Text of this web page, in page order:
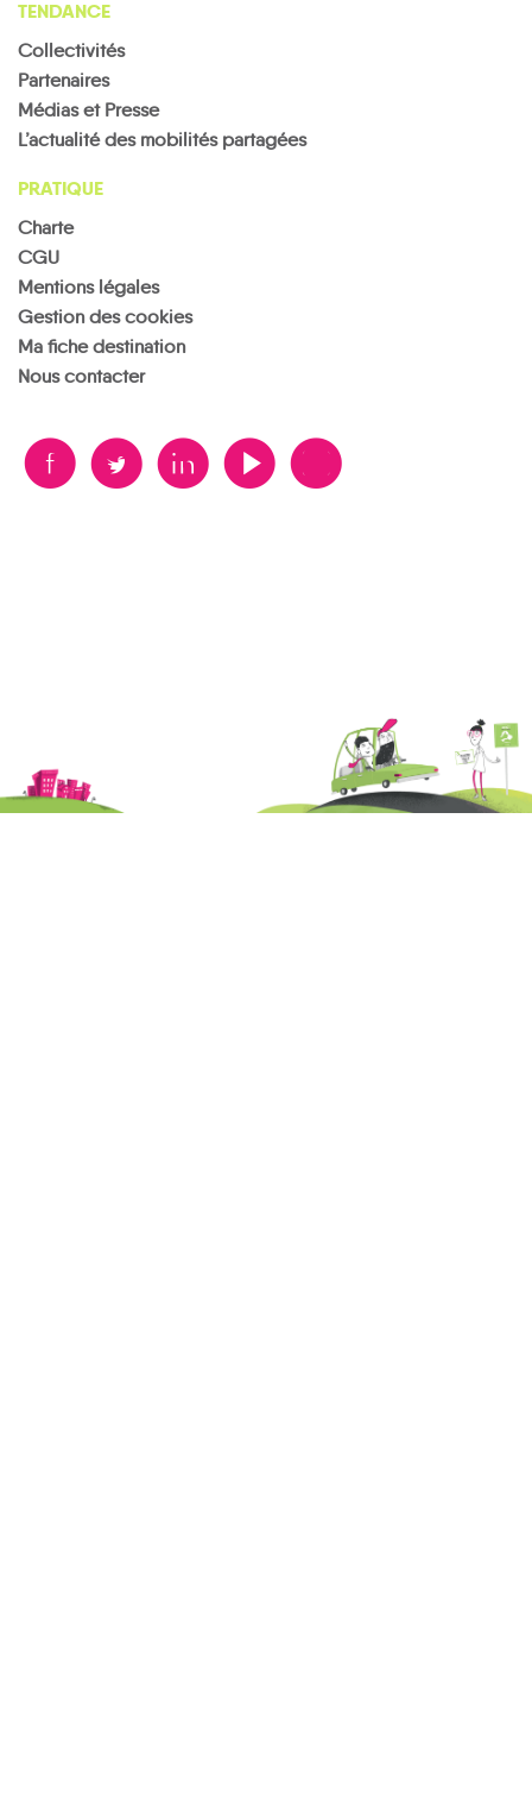
TENDANCE
Collectivités
Partenaires
Médias et Presse
L’actualité des mobilités partagées
PRATIQUE
Charte
CGU
Mentions légales
Gestion des cookies
Ma fiche destination
Nous contacter
B A D F V